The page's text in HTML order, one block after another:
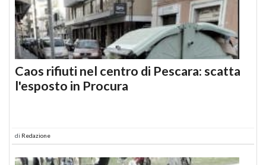
Caos rifiuti nel centro di Pescara: scatta
l'esposto in Procura
di Redazione